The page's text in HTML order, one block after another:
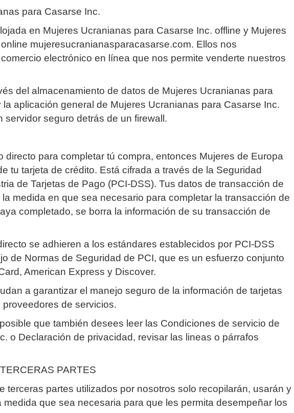
para Casarse Inc.
en Mujeres Ucranianas para Casarse Inc. offline y Mujeres
mujeresucranianasparacasarse.com. Ellos nos
electrónico en línea que nos permite venderte nuestros
del almacenamiento de datos de Mujeres Ucranianas para
aplicación general de Mujeres Ucranianas para Casarse Inc.
seguro detrás de un firewall.
directo para completar tú compra, entonces Mujeres de Europa
tu tarjeta de crédito. Está cifrada a través de la Seguridad
de Tarjetas de Pago (PCI-DSS). Tus datos de transacción de
medida en que sea necesario para completar la transacción de
completado, se borra la información de su transacción de
se adhieren a los estándares establecidos por PCI-DSS
de Normas de Seguridad de PCI, que es un esfuerzo conjunto
American Express y Discover.
a garantizar el manejo seguro de la información de tarjetas
de servicios.
que también desees leer las Condiciones de servicio de
o Declaración de privacidad, revisar las lineas o párrafos
PARTES
terceras partes utilizados por nosotros solo recopilarán, usarán y
que sea necesaria para que les permita desempeñar los